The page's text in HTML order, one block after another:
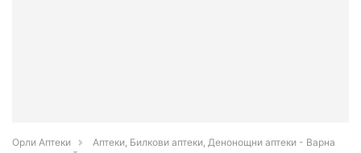
Орли Аптеки
Аптеки, Билкови аптеки, Денонощни аптеки - Варна